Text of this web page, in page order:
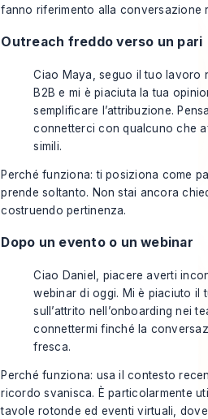
fanno riferimento alla conversazione
Outreach freddo verso un pari
Ciao Maya, seguo il tuo lavoro
B2B e mi è piaciuta la tua
semplificare l’attribuzione.
connetterci con qualcuno che
simili.
Perché funziona: ti posiziona come
prende soltanto. Non stai ancora
costruendo pertinenza.
Dopo un evento o un webinar
Ciao Daniel, piacere averti
webinar di oggi. Mi è piaciuto il
sull’attrito nell’onboarding nei
connettermi finché la
fresca.
Perché funziona: usa il contesto
ricordo svanisca. È particolarmente
tavole rotonde ed eventi virtuali,